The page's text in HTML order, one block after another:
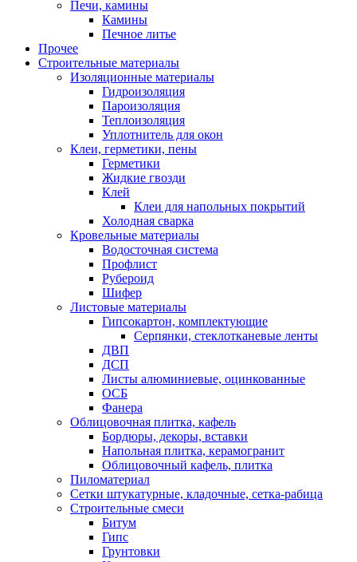
Печи, камины
Камины
Печное литье
Прочее
Строительные материалы
Изоляционные материалы
Гидроизоляция
Пароизоляция
Теплоизоляция
Уплотнитель для окон
Клеи, герметики, пены
Герметики
Жидкие гвозди
Клей
Клеи для напольных покрытий
Холодная сварка
Кровельные материалы
Водосточная система
Профлист
Рубероид
Шифер
Листовые материалы
Гипсокартон, комплектующие
Серпянки, стеклотканевые ленты
ДВП
ДСП
Листы алюминиевые, оцинкованные
ОСБ
Фанера
Облицовочная плитка, кафель
Бордюры, декоры, вставки
Напольная плитка, керамогранит
Облицовочный кафель, плитка
Пиломатериал
Сетки штукатурные, кладочные, сетка-рабица
Строительные смеси
Битум
Гипс
Грунтовки